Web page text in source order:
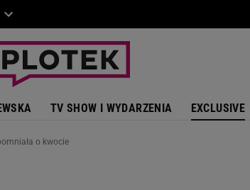
TV SHOW I WYDARZENIA EXCLUSIVE
o kwocie